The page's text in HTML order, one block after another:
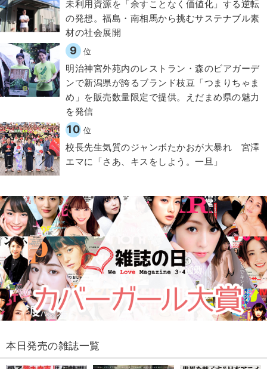
​​未利用資源を「余すことなく価値化」する逆転
の発想。福島・南相馬から挑むサステナブル素
材の社会展開​
9 位
明治神宮外苑内のレストラン・森のビアガーデ
ンで新潟県が誇るブランド枝豆「つまりちゃま
め」を販売数量限定で提供。えだまめ県の魅力
を発信
10 位
校長先生気質のジャンボたかおが大暴れ 宮澤
エマに「さあ、キスをしよう。一旦」
本日発売の雑誌一覧